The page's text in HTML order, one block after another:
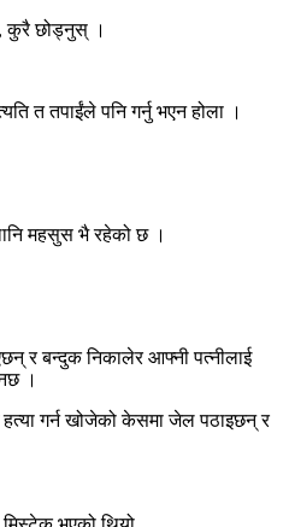
कुरै छोड्नुस् ।
त तपाईंले पनि गर्नु भएन होला ।
महसुस भै रहेको छ ।
र बन्दुक निकालेर आफ्नी पत्नीलाई
।
गर्न खोजेको केसमा जेल पठाइछन् र